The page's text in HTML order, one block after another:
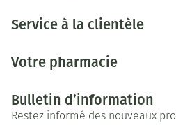
Service à la clientèle
Votre pharmacie
Bulletin d’information
Restez informé des nouveaux